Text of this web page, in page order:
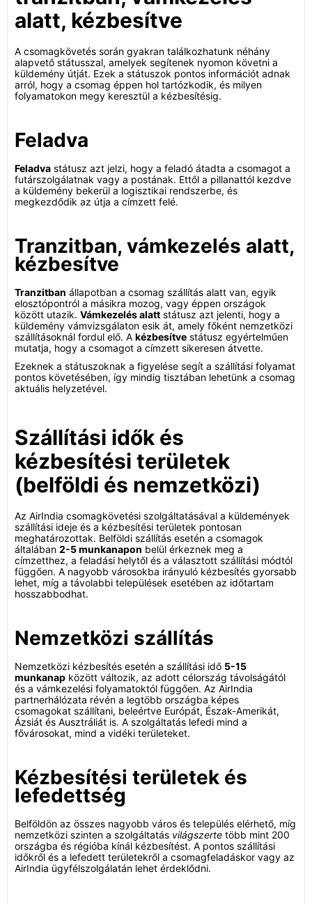
alatt, kézbesítve
A csomagkövetés során gyakran találkozhatunk néhány
alapvető státusszal, amelyek segítenek nyomon követni a
küldemény útját. Ezek a státuszok pontos információt adnak
arról, hogy a csomag éppen hol tartózkodik, és milyen
folyamatokon megy keresztül a kézbesítésig.
Feladva
Feladva státusz azt jelzi, hogy a feladó átadta a csomagot a
futárszolgálatnak vagy a postának. Ettől a pillanattól kezdve
a küldemény bekerül a logisztikai rendszerbe, és
megkezdődik az útja a címzett felé.
Tranzitban, vámkezelés alatt,
kézbesítve
Tranzitban állapotban a csomag szállítás alatt van, egyik
elosztópontról a másikra mozog, vagy éppen országok
között utazik. Vámkezelés alatt státusz azt jelenti, hogy a
küldemény vámvizsgálaton esik át, amely főként nemzetközi
szállításoknál fordul elő. A kézbesítve státusz egyértelműen
mutatja, hogy a csomagot a címzett sikeresen átvette.
Ezeknek a státuszoknak a figyelése segít a szállítási folyamat
pontos követésében, így mindig tisztában lehetünk a csomag
aktuális helyzetével.
Szállítási idők és
kézbesítési területek
(belföldi és nemzetközi)
Az AirIndia csomagkövetési szolgáltatásával a küldemények
szállítási ideje és a kézbesítési területek pontosan
meghatározottak. Belföldi szállítás esetén a csomagok
általában 2-5 munkanapon belül érkeznek meg a
címzetthez, a feladási helytől és a választott szállítási módtól
függően. A nagyobb városokba irányuló kézbesítés gyorsabb
lehet, míg a távolabbi települések esetében az időtartam
hosszabbodhat.
Nemzetközi szállítás
Nemzetközi kézbesítés esetén a szállítási idő 5-15
munkanap között változik, az adott célország távolságától
és a vámkezelési folyamatoktól függően. Az AirIndia
partnerhálózata révén a legtöbb országba képes
csomagokat szállítani, beleértve Európát, Észak-Amerikát,
Ázsiát és Ausztráliát is. A szolgáltatás lefedi mind a
fővárosokat, mind a vidéki területeket.
Kézbesítési területek és
lefedettség
Belföldön az összes nagyobb város és település elérhető, míg
nemzetközi szinten a szolgáltatás világszerte több mint 200
országba és régióba kínál kézbesítést. A pontos szállítási
időkről és a lefedett területekről a csomagfeladáskor vagy az
AirIndia ügyfélszolgálatán lehet érdeklődni.